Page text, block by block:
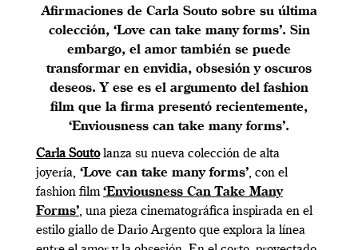
Afirmaciones de Carla Souto sobre su última
colección, ‘Love can take many forms’. Sin
embargo, el amor también se puede
transformar en envidia, obsesión y oscuros
deseos. Y ese es el argumento del fashion
film que la firma presentó recientemente,
‘Enviousness can take many forms’.
Carla Soutolanza su nueva colección de alta
joyería, ‘Love can take many forms’, con el
fashion film‘Enviousness Can Take Many
Forms’, una pieza cinematográfica inspirada en el
estilo giallo de Dario Argento que explora la línea